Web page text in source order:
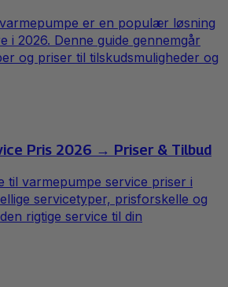
er en populær løsning
i 2026. Denne guide gennemgår
og priser til tilskudsmuligheder og
Pris 2026 → Priser & Tilbud
til varmepumpe service priser i
servicetyper, prisforskelle og
rigtige service til din